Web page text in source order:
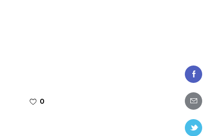
0
Facebook
Share-
email
Twitter-